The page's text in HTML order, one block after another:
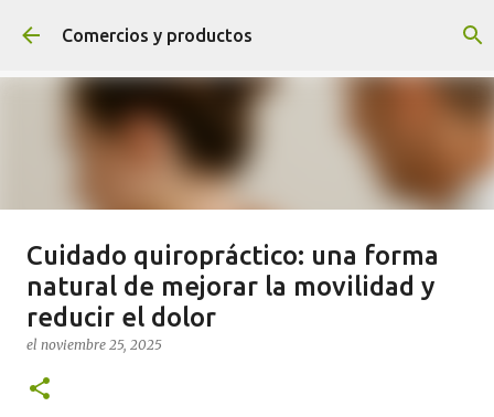
Ir al contenido principal
Comercios y productos
¡NOVEDADES! ¡SÍGUENOS Y
TENDRÁS PREMIO!
elagosto 04, 2020
0
Cuidado quiropráctico: una forma
natural de mejorar la movilidad y
reducir el dolor
el noviembre 25, 2025